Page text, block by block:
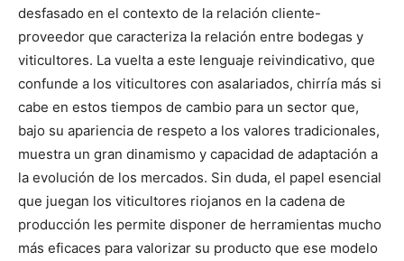
desfasado en el contexto de la relación cliente-
proveedor que caracteriza la relación entre bodegas y
viticultores. La vuelta a este lenguaje reivindicativo, que
confunde a los viticultores con asalariados, chirría más si
cabe en estos tiempos de cambio para un sector que,
bajo su apariencia de respeto a los valores tradicionales,
muestra un gran dinamismo y capacidad de adaptación a
la evolución de los mercados. Sin duda, el papel esencial
que juegan los viticultores riojanos en la cadena de
producción les permite disponer de herramientas mucho
más eficaces para valorizar su producto que ese modelo